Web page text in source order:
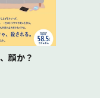
顔か？